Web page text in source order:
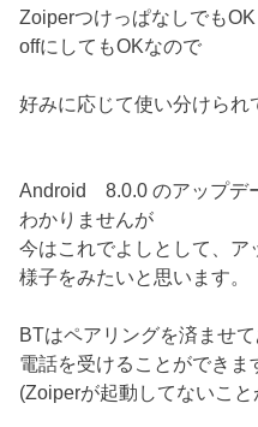
ZoiperつけっぱなしでもOK
offにしてもOKなので
好みに応じて使い分けられ
Android 8.0.0 のアップデ
わかりませんが
今はこれでよしとして、ア
様子をみたいと思います。
BTはペアリングを済ませ
電話を受けることができま
(Zoiperが起動してないこ